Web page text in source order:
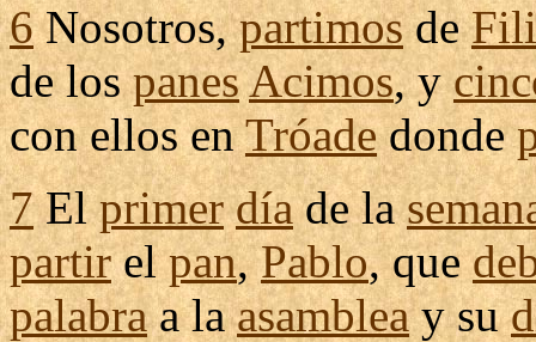
6Nosotros,partimosde
de lospanesAcimos, y
con ellos enTróadedonde
7Elprimer díade la
partirelpan,Pablo, que
palabraa laasambleay su